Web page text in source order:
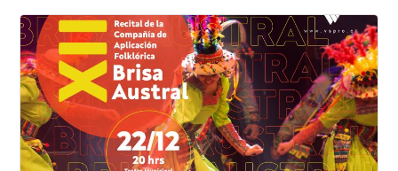
AUDIOS
VIDEOS
GALERIA DE FOTOS
APP MÓVIL